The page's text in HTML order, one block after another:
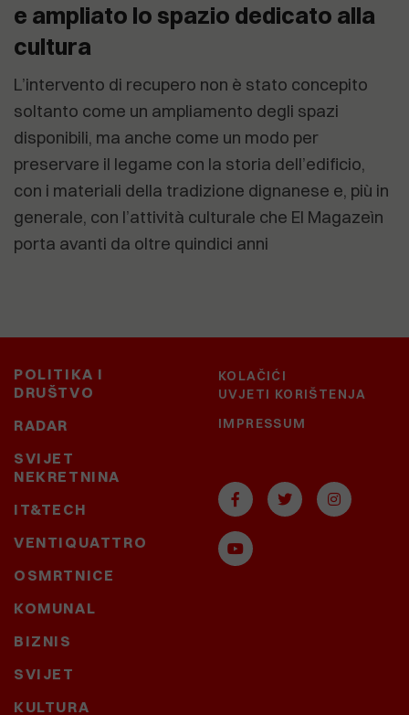
e ampliato lo spazio dedicato alla
cultura
L’intervento di recupero non è stato concepito
soltanto come un ampliamento degli spazi
disponibili, ma anche come un modo per
preservare il legame con la storia dell’edificio,
con i materiali della tradizione dignanese e, più in
generale, con l’attività culturale che El Magazeìn
porta avanti da oltre quindici anni
POLITIKA I
DRUŠTVO
RADAR
SVIJET
NEKRETNINA
IT&TECH
VENTIQUATTRO
OSMRTNICE
KOMUNAL
BIZNIS
SVIJET
KULTURA
KOLAČIĆI
UVJETI KORIŠTENJA
IMPRESSUM